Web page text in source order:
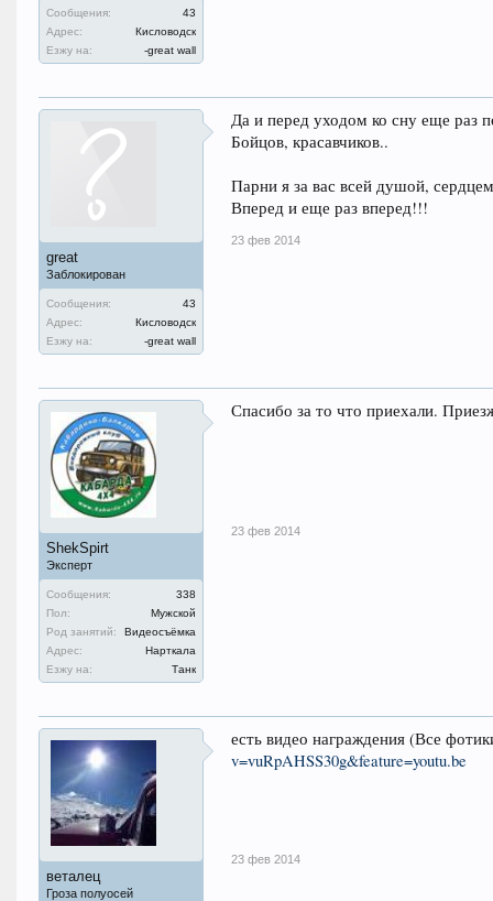
Сообщения:
43
Адрес:
Кисловодск
Езжу на:
-great wall
great
Заблокирован
Сообщения:
43
Адрес:
Кисловодск
Езжу на:
-great wall
Да и перед уходом ко сну еще раз
Бойцов, красавчиков..
Парни я за вас всей душой,
Вперед и еще раз вперед!!!
23 фев 2014
ShekSpirt
Эксперт
Сообщения:
338
Пол:
Мужской
Род занятий:
Видеосъёмка
Адрес:
Нарткала
Езжу на:
Танк
Спасибо за то что приехали.
23 фев 2014
веталец
Гроза полуосей
есть видео награждения (Все
v=vuRpAHSS30g&feature=youtu.be
23 фев 2014